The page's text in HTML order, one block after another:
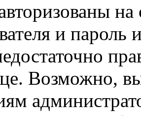
на
и пароль
Возможно,